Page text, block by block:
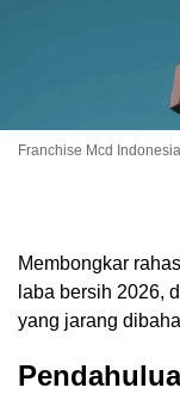
Franchise Mcd
Membongkar
laba bersih 2026,
yang jarang